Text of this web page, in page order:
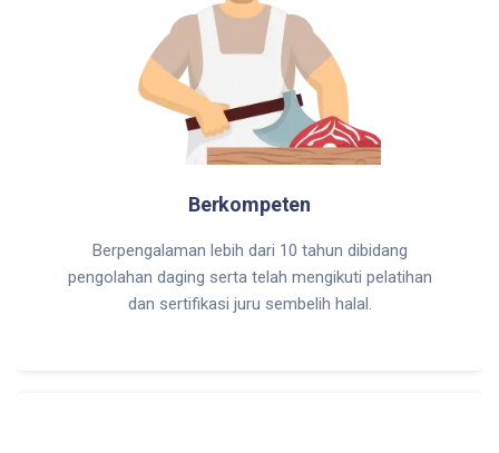
Berkompeten
Berpengalaman lebih dari 10 tahun dibidang
pengolahan daging serta telah mengikuti pelatihan
dan sertifikasi juru sembelih halal.